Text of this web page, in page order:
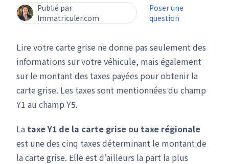
Publié par
Immatriculer.com
Poser une
question
Lire votre carte grise ne donne pas seulement des
informations sur votre véhicule, mais également
sur le montant des taxes payées pour obtenir la
carte grise. Les taxes sont mentionnées du champ
Y1 au champ Y5.
La taxe Y1 de la carte grise ou taxe régionale
est une des cinq taxes déterminant le montant de
la carte grise. Elle est d’ailleurs la part la plus